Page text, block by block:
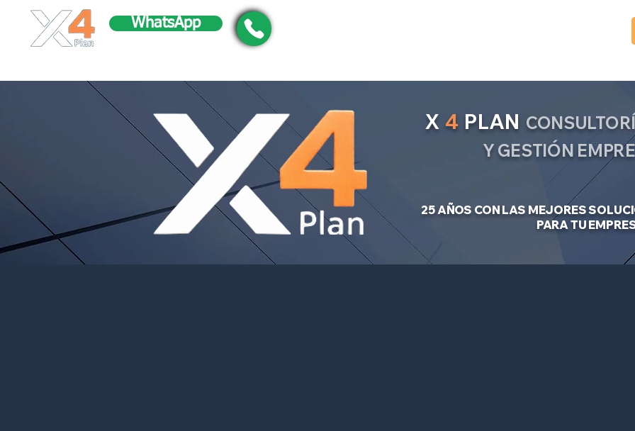
WhatsApp
X 4 PLAN
Y GESTIÓN
25 AÑOS CON LAS MEJORES
PARA TU